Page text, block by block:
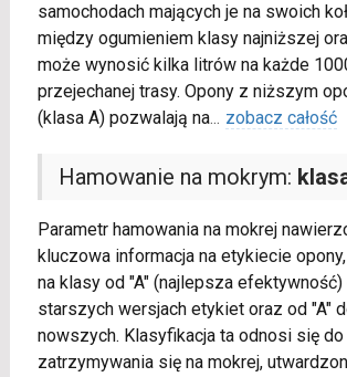
samochodach mających je na swoich
między ogumieniem klasy najniższej
może wynosić kilka litrów na każde
przejechanej trasy. Opony z niższym
(klasa A) pozwalają na... zobacz całość
Hamowanie na mokrym:
Parametr hamowania na mokrej
kluczowa informacja na etykiecie
na klasy od "A" (najlepsza efektywność)
starszych wersjach etykiet oraz od "A"
nowszych. Klasyfikacja ta odnosi się
zatrzymywania się na mokrej,